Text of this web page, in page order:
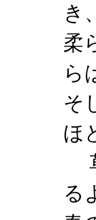
き
柔
ら
そ
ほ
る